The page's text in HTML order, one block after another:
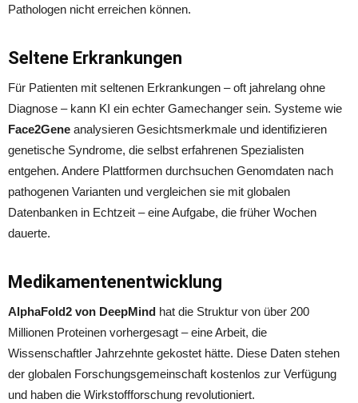
Pathologen nicht erreichen können.
Seltene Erkrankungen
Für Patienten mit seltenen Erkrankungen – oft jahrelang ohne
Diagnose – kann KI ein echter Gamechanger sein. Systeme wie
Face2Gene analysieren Gesichtsmerkmale und identifizieren
genetische Syndrome, die selbst erfahrenen Spezialisten
entgehen. Andere Plattformen durchsuchen Genomdaten nach
pathogenen Varianten und vergleichen sie mit globalen
Datenbanken in Echtzeit – eine Aufgabe, die früher Wochen
dauerte.
Medikamentenentwicklung
AlphaFold2 von DeepMind hat die Struktur von über 200
Millionen Proteinen vorhergesagt – eine Arbeit, die
Wissenschaftler Jahrzehnte gekostet hätte. Diese Daten stehen
der globalen Forschungsgemeinschaft kostenlos zur Verfügung
und haben die Wirkstoffforschung revolutioniert.